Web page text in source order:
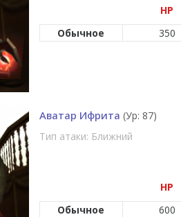
HP
Обычное
350
Аватар Ифрита (Ур: 87)
Тип атаки: Ближний
HP
Обычное
600